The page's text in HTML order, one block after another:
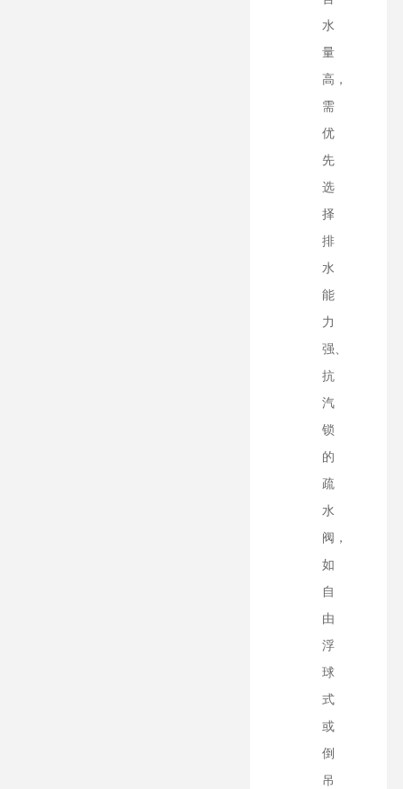
水
量
高，
需
优
先
选
择
排
水
能
力
强、
抗
汽
锁
的
疏
水
阀，
如
自
由
浮
球
式
或
倒
吊